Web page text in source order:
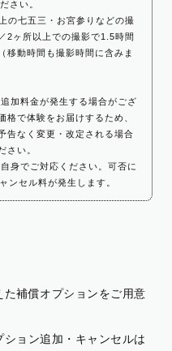
さい。
の七五三・お宮参りなどの撮
2ヶ所以上での撮影で1.5時間
移動時間も撮影時間に含みま
加料金が発生する場合がござ
格で体験をお届けするため、
告なく変更・改定される場合
さい。
身でご対応ください。可否に
ンセル料が発生します。
補償オプションをご用意
ョン追加・キャンセルは